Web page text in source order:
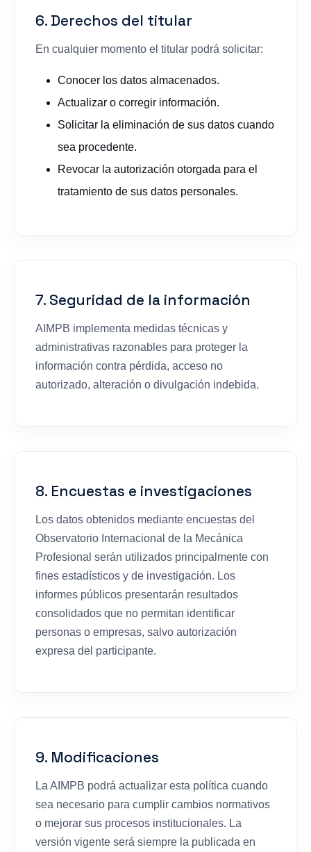
6. Derechos del titular
En cualquier momento el titular podrá solicitar:
Conocer los datos almacenados.
Actualizar o corregir información.
Solicitar la eliminación de sus datos cuando
sea procedente.
Revocar la autorización otorgada para el
tratamiento de sus datos personales.
7. Seguridad de la información
AIMPB implementa medidas técnicas y
administrativas razonables para proteger la
información contra pérdida, acceso no
autorizado, alteración o divulgación indebida.
8. Encuestas e investigaciones
Los datos obtenidos mediante encuestas del
Observatorio Internacional de la Mecánica
Profesional serán utilizados principalmente con
fines estadísticos y de investigación. Los
informes públicos presentarán resultados
consolidados que no permitan identificar
personas o empresas, salvo autorización
expresa del participante.
9. Modificaciones
La AIMPB podrá actualizar esta política cuando
sea necesario para cumplir cambios normativos
o mejorar sus procesos institucionales. La
versión vigente será siempre la publicada en